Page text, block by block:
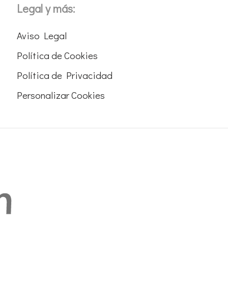
Legal y más:
Aviso Legal
Política de Cookies
Política de Privacidad
Personalizar Cookies